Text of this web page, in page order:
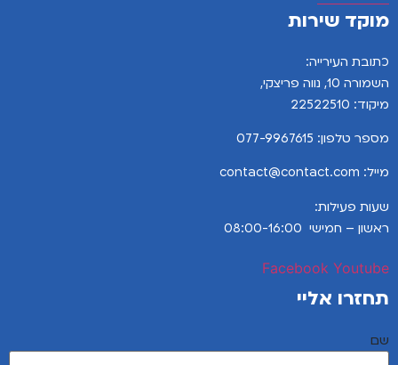
מוקד שירות
כתובת העירייה:
השמורה 10, נווה פריצקי,
מיקוד: 22522510
מספר טלפון: 077-9967615
מייל: contact@contact.com
שעות פעילות:
ראשון – חמישי 08:00-16:00
Facebook Youtube
תחזרו אליי
שם